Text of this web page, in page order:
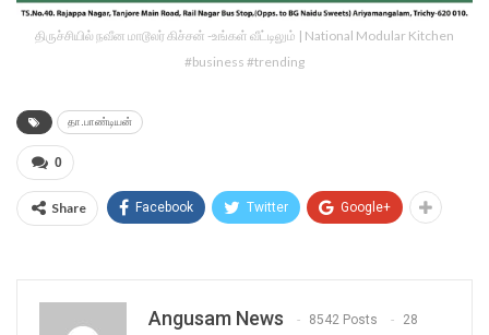
திருச்சியில் நவீன மாடூலர் கிச்சன் -உங்கள் வீட்டிலும் | National Modular Kitchen
#business #trending
தா.பாண்டியன்
0
Share Facebook Twitter Google+
Angusam News 8542 Posts 28